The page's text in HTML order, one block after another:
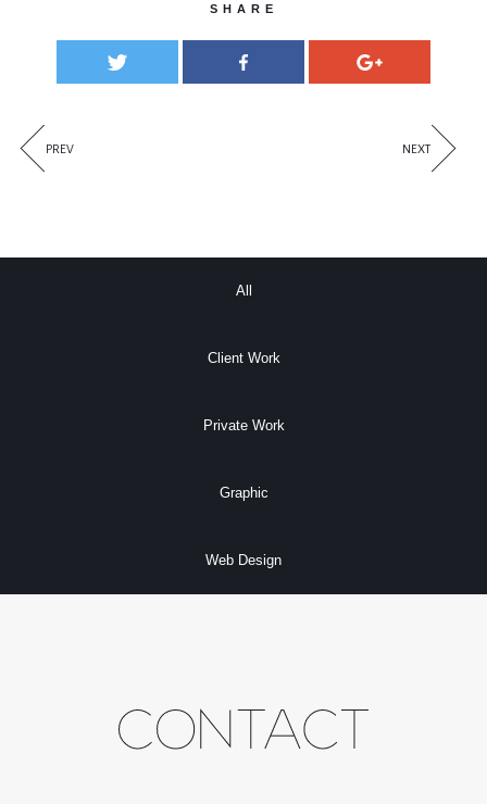
SHARE
PREV NEXT
All
Client Work
Private Work
Graphic
Web Design